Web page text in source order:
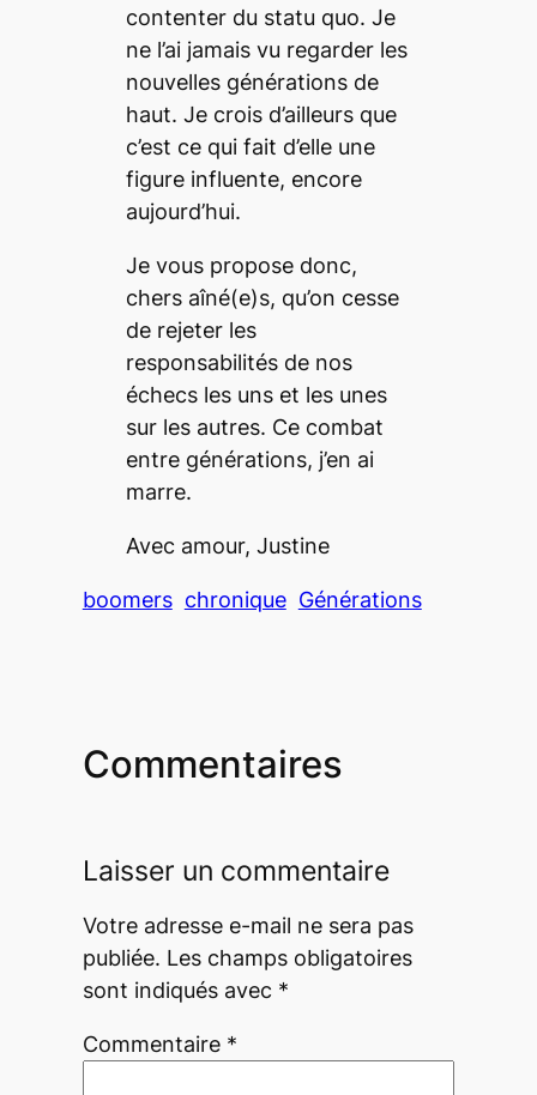
contenter du statu quo. Je
ne l’ai jamais vu regarder les
nouvelles générations de
haut. Je crois d’ailleurs que
c’est ce qui fait d’elle une
figure influente, encore
aujourd’hui.
Je vous propose donc,
chers aîné(e)s, qu’on cesse
de rejeter les
responsabilités de nos
échecs les uns et les unes
sur les autres. Ce combat
entre générations, j’en ai
marre.
Avec amour, Justine
boomers chronique Générations
Commentaires
Laisser un commentaire
Votre adresse e-mail ne sera pas
publiée. Les champs obligatoires
sont indiqués avec *
Commentaire *